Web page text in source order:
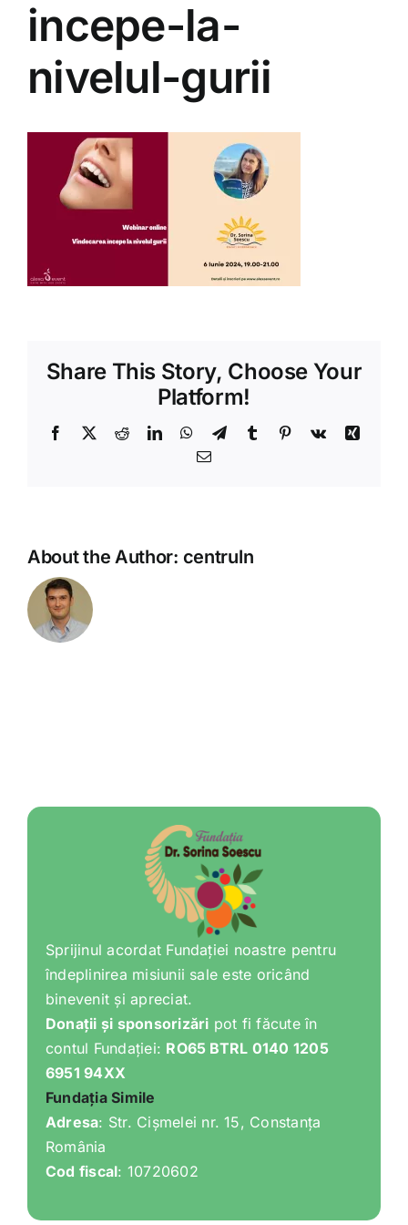
Shop
Tratamente naturale
Iubim fructele
incepe-la-
nivelul-gurii
Share This Story, Choose Your
Platform!
Facebook
X RedditLinkedInWhatsApp
TelegramTumblr Pinterest
Vk
Xing
Email
About the Author: centruln
Sprijinul acordat Fundației noastre pentru
îndeplinirea misiunii sale este oricând
binevenit și apreciat.
Donații și sponsorizări pot fi făcute în
contul Fundației: RO65 BTRL 0140 1205
6951 94XX
Fundația Simile
Adresa: Str. Cișmelei nr. 15, Constanța
România
Cod fiscal: 10720602